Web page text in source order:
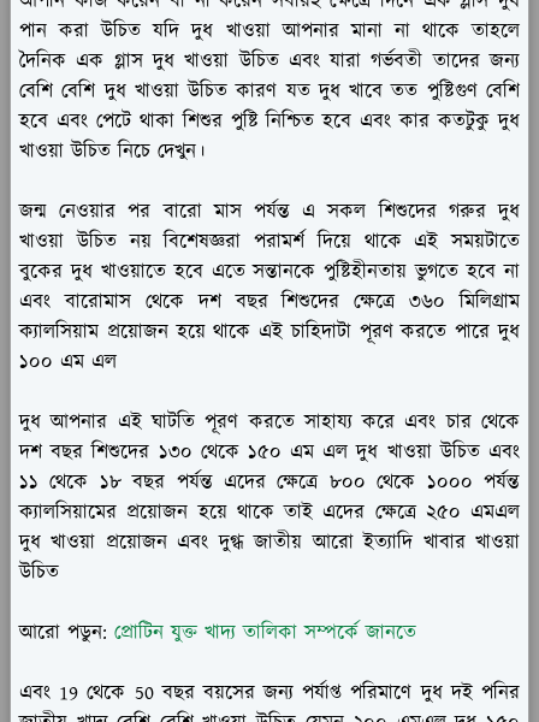
পান করা উচিত যদি দুধ খাওয়া আপনার মানা না থাকে তাহলে
দৈনিক এক গ্লাস দুধ খাওয়া উচিত এবং যারা গর্ভবতী তাদের জন্য
বেশি বেশি দুধ খাওয়া উচিত কারণ যত দুধ খাবে তত পুষ্টিগুণ বেশি
হবে এবং পেটে থাকা শিশুর পুষ্টি নিশ্চিত হবে এবং কার কতটুকু দুধ
খাওয়া উচিত নিচে দেখুন।
জন্ম নেওয়ার পর বারো মাস পর্যন্ত এ সকল শিশুদের গরুর দুধ
খাওয়া উচিত নয় বিশেষজ্ঞরা পরামর্শ দিয়ে থাকে এই সময়টাতে
বুকের দুধ খাওয়াতে হবে এতে সন্তানকে পুষ্টিহীনতায় ভুগতে হবে না
এবং বারোমাস থেকে দশ বছর শিশুদের ক্ষেত্রে ৩৬০ মিলিগ্রাম
ক্যালসিয়াম প্রয়োজন হয়ে থাকে এই চাহিদাটা পূরণ করতে পারে দুধ
১০০ এম এল
দুধ আপনার এই ঘাটতি পূরণ করতে সাহায্য করে এবং চার থেকে
দশ বছর শিশুদের ১৩০ থেকে ১৫০ এম এল দুধ খাওয়া উচিত এবং
১১ থেকে ১৮ বছর পর্যন্ত এদের ক্ষেত্রে ৮০০ থেকে ১০০০ পর্যন্ত
ক্যালসিয়ামের প্রয়োজন হয়ে থাকে তাই এদের ক্ষেত্রে ২৫০ এমএল
দুধ খাওয়া প্রয়োজন এবং দুগ্ধ জাতীয় আরো ইত্যাদি খাবার খাওয়া
উচিত
আরো পডুন: প্রোটিন যুক্ত খাদ্য তালিকা সম্পর্কে জানতে
এবং 19 থেকে 50 বছর বয়সের জন্য পর্যাপ্ত পরিমাণে দুধ দই পনির